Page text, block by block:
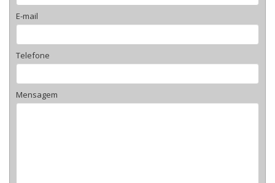
E-mail
Telefone
Mensagem